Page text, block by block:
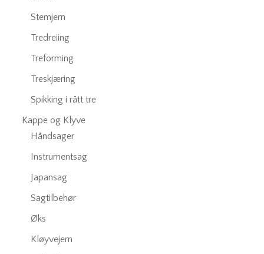
Stemjern
Tredreiing
Treforming
Treskjæring
Spikking i rått tre
Kappe og Klyve
Håndsager
Instrumentsag
Japansag
Sagtilbehør
Øks
Kløyvejern